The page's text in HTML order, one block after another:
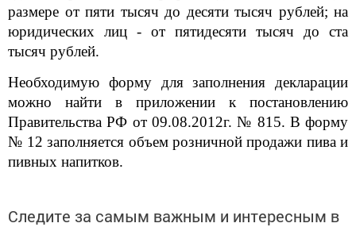
размере от пяти тысяч до десяти тысяч рублей; на
юридических лиц - от пятидесяти тысяч до ста
тысяч рублей.
Необходимую форму для заполнения декларации
можно найти в приложении к постановлению
Правительства РФ от 09.08.2012г. № 815. В форму
№ 12 заполняется объем розничной продажи пива и
пивных напитков.
Следите за самым важным и интересным в